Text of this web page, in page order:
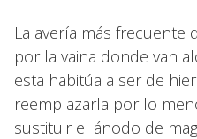
La avería más
por la vaina donde van
esta habitúa a ser de
reemplazarla por lo
sustituir el ánodo de